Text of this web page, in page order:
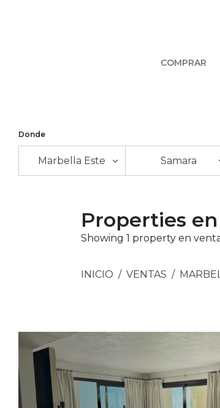
COMPRAR
Donde
Marbella Este Samara
Properties
Showing 1 property en
INICIO VENTAS